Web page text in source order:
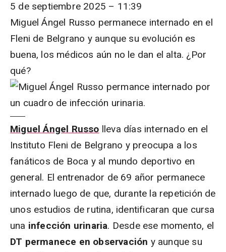
5 de septiembre 2025 – 11:39
Miguel Ángel Russo permanece internado en el
Fleni de Belgrano y aunque su evolución es
buena, los médicos aún no le dan el alta. ¿Por
qué?
Miguel Ángel Russo lleva días internado en el
Instituto Fleni de Belgrano y preocupa a los
fanáticos de Boca y al mundo deportivo en
general. El entrenador de 69 añor permanece
internado luego de que, durante la repetición de
unos estudios de rutina, identificaran que cursa
una infección urinaria. Desde ese momento, el
DT permanece en observación y aunque su